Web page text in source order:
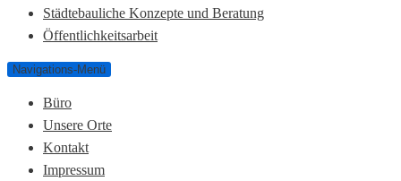
Städtebauliche Konzepte und Beratung
Öffentlichkeitsarbeit
Navigations-Menü
Büro
Unsere Orte
Kontakt
Impressum